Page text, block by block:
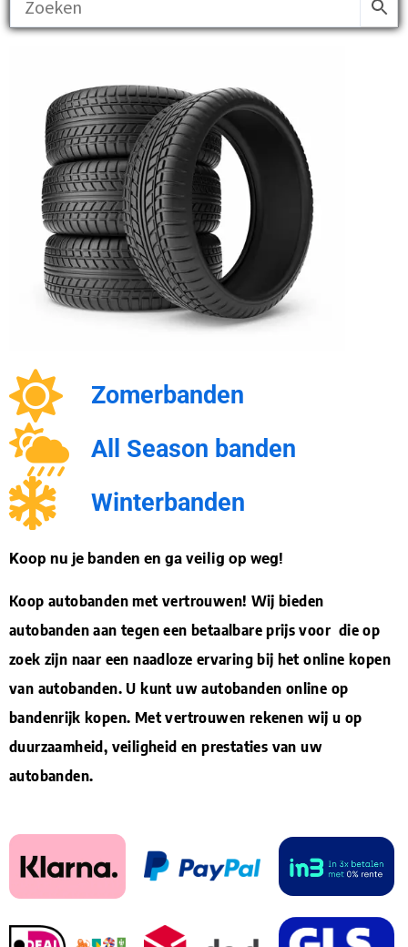
Zomerbanden
All Season banden
Winterbanden
Koop nu je banden en ga veilig op weg!
Koop autobanden met vertrouwen! Wij bieden
autobanden aan tegen een betaalbare prijs voor die op
zoek zijn naar een naadloze ervaring bij het online kopen
van autobanden. U kunt uw autobanden online op
bandenrijk kopen. Met vertrouwen rekenen wij u op
duurzaamheid, veiligheid en prestaties van uw
autobanden.